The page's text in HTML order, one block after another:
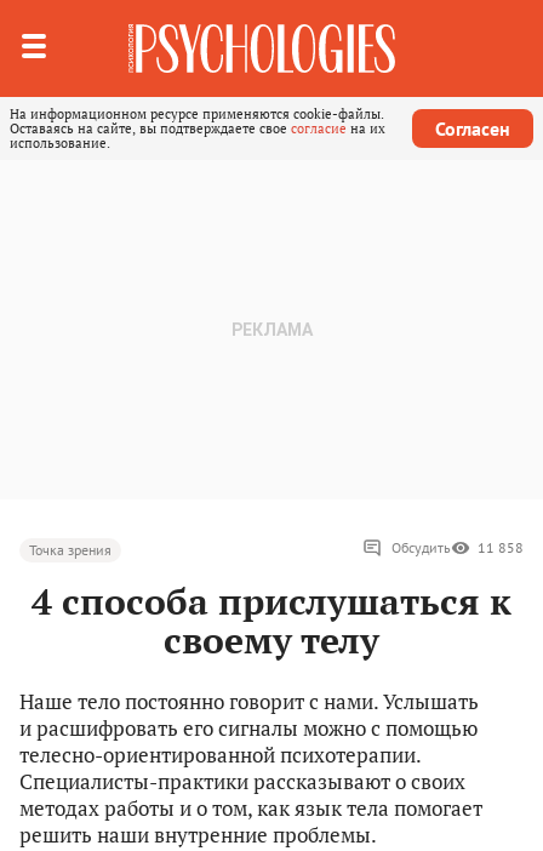
На информационном ресурсе применяются cookie-файлы.
Оставаясь на сайте, вы подтверждаете свое согласие на их
использование.
Согласен
Точка зрения Обсудить 11 858
4 способа прислушаться к
своему телу
Наше тело постоянно говорит с нами. Услышать
и расшифровать его сигналы можно с помощью
телесно-ориентированной психотерапии.
Специалисты-практики рассказывают о своих
методах работы и о том, как язык тела помогает
решить наши внутренние проблемы.